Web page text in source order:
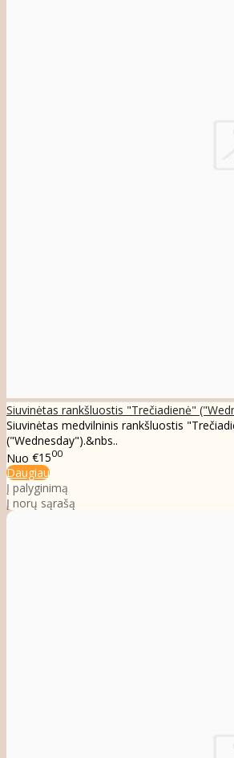
Siuvinėtas rankšluostis "Trečiadienė"
Siuvinėtas medvilninis rankšluostis
("Wednesday").&nbs..
Nuo €1500
Daugiau
Į palyginimą
Į norų sąrašą